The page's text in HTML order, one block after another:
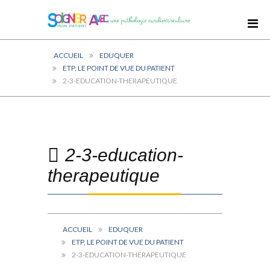
ACCUEIL
EDUQUER
ETP, LE POINT DE VUE DU PATIENT
2-3-EDUCATION-THERAPEUTIQUE
2-3-education-
therapeutique
ACCUEIL
EDUQUER
ETP, LE POINT DE VUE DU PATIENT
2-3-EDUCATION-THERAPEUTIQUE